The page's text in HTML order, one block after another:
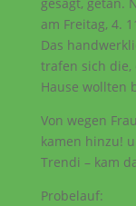
am Freitag, 4.
Das
trafen sich die,
Hause wollten
Von wegen
kamen hinzu!
Trendi – kam
Probelauf: